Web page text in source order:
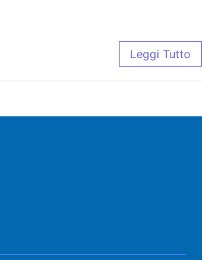
Leggi Tutto